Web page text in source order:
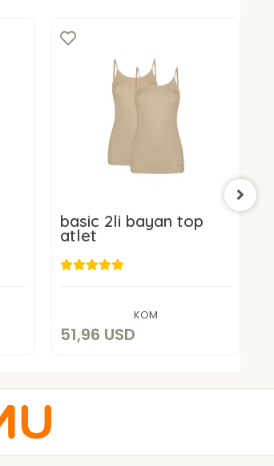
basic 2li bayan top
atlet
KOM
51,96 USD
Sepete Ekle